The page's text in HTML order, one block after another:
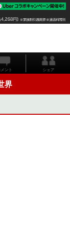
ント シェア
界